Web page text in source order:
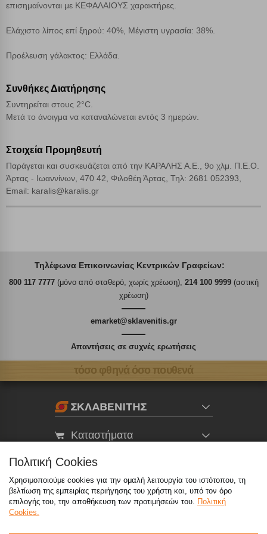
επισημαίνονται με ΚΕΦΑΛΑΙΟΥΣ χαρακτήρες.
Ελάχιστο λίπος επί ξηρού: 40%, Μέγιστη υγρασία: 38%.
Προέλευση γάλακτος: Ελλάδα.
Συνθήκες Διατήρησης
Συντηρείται στους 2°C.
Μετά το άνοιγμα να καταναλώνεται εντός 3 ημερών.
Στοιχεία Προμηθευτή
Παράγεται και συσκευάζεται από την ΚΑΡΑΛΗΣ Α.Ε., 9ο χλμ. Π.Ε.Ο.
Άρτας - Ιωαννίνων, 470 42, Φιλοθέη Άρτας, Τηλ: 2681 052393,
Email: karalis@karalis.gr
Τηλέφωνα Επικοινωνίας Κεντρικών Γραφείων:
800 117 7777(μόνο από σταθερό, χωρίς χρέωση), 214 100 9999(αστική
χρέωση)
emarket@sklavenitis.gr
Απαντήσεις σε συχνές ερωτήσεις
τόσο φθηνά όσο πουθενά
Καταστήματα
eMarket
800 117 7777 (μόνο από σταθερό, χωρίς χρέωση),
Πολιτική Cookies
Χρησιμοποιούμε cookies για την ομαλή λειτουργία του ιστότοπου, τη
βελτίωση της εμπειρίας περιήγησης του χρήστη και, υπό τον όρο
επιλογής του, την αποθήκευση των προτιμήσεών του. Πολιτική
Cookies.